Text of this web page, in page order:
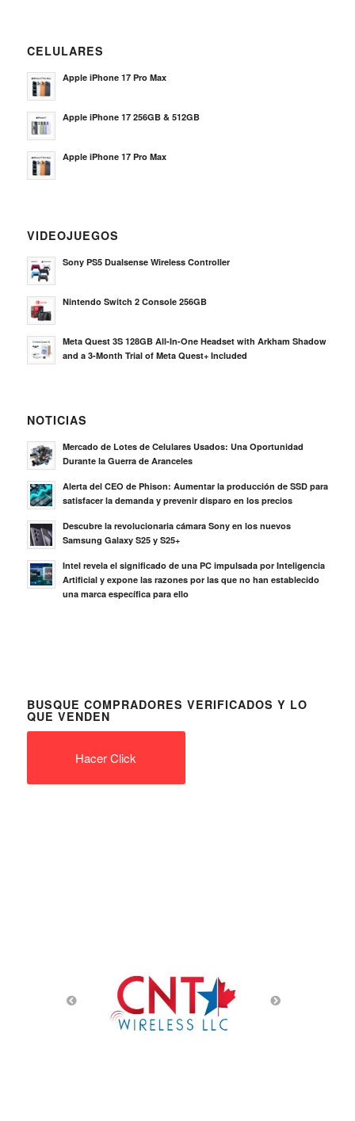
CELULARES
Apple iPhone 17 Pro Max
Apple iPhone 17 256GB & 512GB
Apple iPhone 17 Pro Max
VIDEOJUEGOS
Sony PS5 Dualsense Wireless Controller
Nintendo Switch 2 Console 256GB
Meta Quest 3S 128GB All-In-One Headset with Arkham Shadow
and a 3-Month Trial of Meta Quest+ Included
NOTICIAS
Mercado de Lotes de Celulares Usados: Una Oportunidad
Durante la Guerra de Aranceles
Alerta del CEO de Phison: Aumentar la producción de SSD para
satisfacer la demanda y prevenir disparo en los precios
Descubre la revolucionaria cámara Sony en los nuevos
Samsung Galaxy S25 y S25+
Intel revela el significado de una PC impulsada por Inteligencia
Artificial y expone las razones por las que no han establecido
una marca específica para ello
BUSQUE COMPRADORES VERIFICADOS Y LO
QUE VENDEN
Hacer Click